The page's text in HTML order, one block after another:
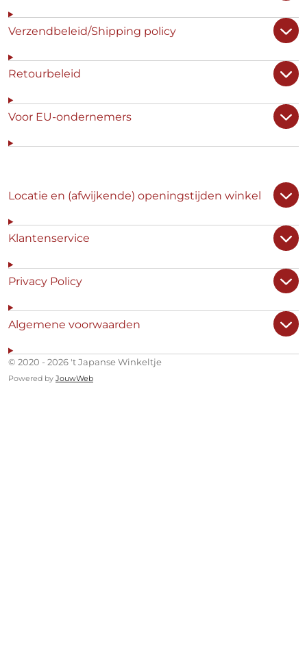
Verzendbeleid/Shipping policy
Retourbeleid
Voor EU-ondernemers
Locatie en (afwijkende) openingstijden winkel
Klantenservice
Privacy Policy
Algemene voorwaarden
© 2020 - 2026 't Japanse Winkeltje
Powered by JouwWeb